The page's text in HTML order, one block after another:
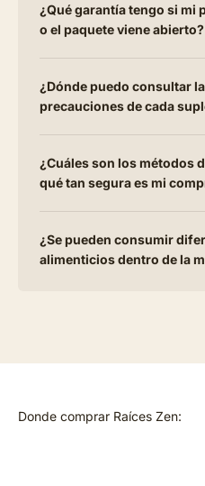
¿Qué garantía tengo si mi
o el paquete viene abierto?
¿Dónde puedo consultar
precauciones de cada
¿Cuáles son los métodos
qué tan segura es mi
¿Se pueden consumir
alimenticios dentro de la
Donde comprar Raíces Zen: